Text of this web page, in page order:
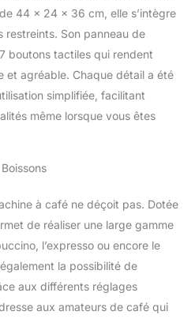
44 x 24 x 36 cm, elle s’intègre
restreints. Son panneau de
boutons tactiles qui rendent
et agréable. Chaque détail a été
simplifiée, facilitant
même lorsque vous êtes
à café ne déçoit pas. Dotée
de réaliser une large gamme
l’expresso ou encore le
la possibilité de
aux différents réglages
aux amateurs de café qui